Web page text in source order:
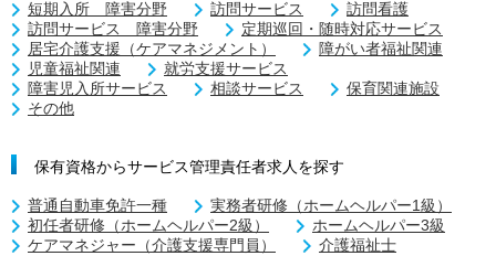
短期入所 障害分野
訪問サービス
訪問看護
訪問サービス 障害分野
定期巡回・随時対応サービス
居宅介護支援（ケアマネジメント）
障がい者福祉関連
児童福祉関連
就労支援サービス
障害児入所サービス
相談サービス
保育関連施設
その他
保有資格からサービス管理責任者求人を探す
普通自動車免許一種
実務者研修（ホームヘルパー1級）
初任者研修（ホームヘルパー2級）
ホームヘルパー3級
ケアマネジャー（介護支援専門員）
介護福祉士